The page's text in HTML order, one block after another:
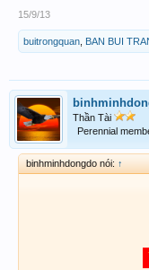
15/9/13
buitrongquan BAN BUI
Thần Tài
Perennial
binhminhdongdo nói: ↑